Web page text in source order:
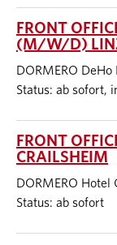
FRONT
(M/W/D)
DORMERO DeHo
Status: ab sofort,
FRONT
CRAILSHEIM
DORMERO Hotel
Status: ab sofort